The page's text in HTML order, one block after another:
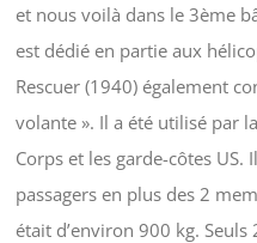
et nous voilà dans le 3ème
est dédié en partie aux
Rescuer (1940) également
volante ». Il a été utilisé par
Corps et les garde-côtes
passagers en plus des 2
était d’environ 900 kg.